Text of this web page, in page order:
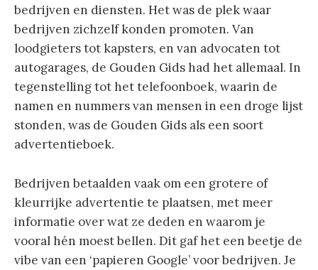
bedrijven en diensten. Het was de plek waar
bedrijven zichzelf konden promoten. Van
loodgieters tot kapsters, en van advocaten tot
autogarages, de Gouden Gids had het allemaal. In
tegenstelling tot het telefoonboek, waarin de
namen en nummers van mensen in een droge lijst
stonden, was de Gouden Gids als een soort
advertentieboek.
Bedrijven betaalden vaak om een grotere of
kleurrijke advertentie te plaatsen, met meer
informatie over wat ze deden en waarom je
vooral hén moest bellen. Dit gaf het een beetje de
vibe van een ‘papieren Google’ voor bedrijven. Je